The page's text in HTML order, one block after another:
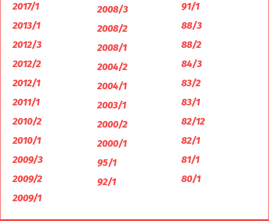
2017/1
2013/1
2012/3
2012/2
2012/1
2011/1
2010/2
2010/1
2009/3
2009/2
2009/1
2008/3
2008/2
2008/1
2004/2
2004/1
2003/1
2000/2
2000/1
95/1
92/1
91/1
88/3
88/2
84/3
83/2
83/1
82/12
82/1
81/1
80/1